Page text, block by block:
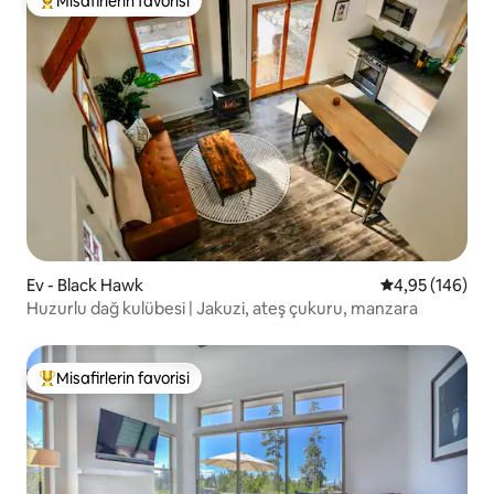
Misafirlerin favorilerinden en beğenilenler arasında
Ev - Black Hawk 5 üzerinden
4,95 (146)
Huzurlu dağ kulübesi | Jakuzi, ateş çukuru, manzara
Misafirlerin favorilerinden en beğenilenler arasında
Misafirlerin favorisi